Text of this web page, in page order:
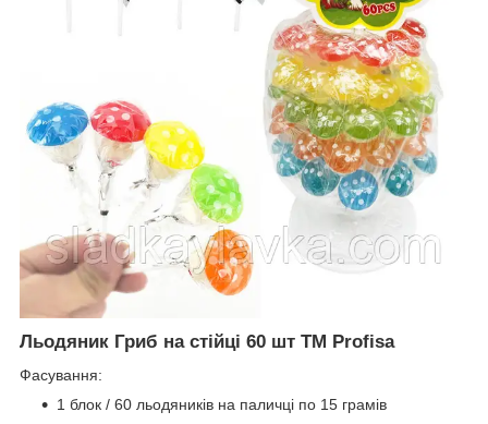
Льодяник Гриб на стійці 60 шт ТМ Profisa
Фасування:
1 блок / 60 льодяників на паличці по 15 грамів